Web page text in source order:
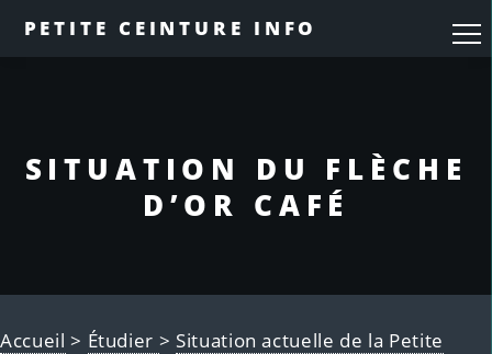
PETITE CEINTURE INFO
SITUATION DU FLÈCHE
D’OR CAFÉ
Accueil > Étudier > Situation actuelle de la Petite